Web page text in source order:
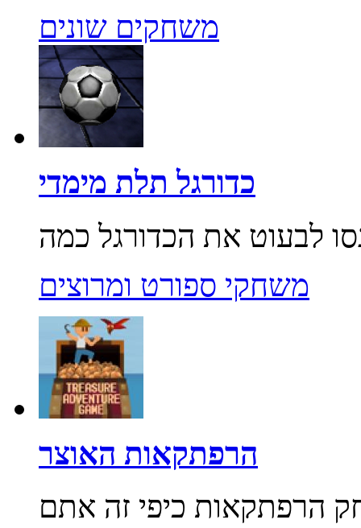
משחקים שונים
כדורגל תלת מימדי
משחקי ספורט ומרוצים
הרפתקאות האוצר